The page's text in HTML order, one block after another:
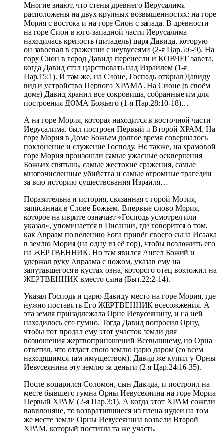
Многие знают, что стены древнего Иерусалима
расположены на двух крупных возвышенностях: на горе
Мория с востока и на горе Сион с запада. В древности
на горе Сион в юго-западной части Иерусалима
находилась крепость (цитадель) царя Давида, которую
он завоевал в сражении с иеувусеями (2-я Цар.5:6-9). На
гору Сион в город Давида перенесли и КОВЧЕГ завета,
когда Давид стал царствовать над Израилем (1-я
Пар.15:1). И там же, на Сионе, Господь открыл Давиду
вид и устройство Первого ХРАМА. На Сионе (в своём
доме) Давид хранил все сокровища, собранные им для
построения ДОМА Божьего (1-я Пар.28:10-18)…
А на горе Мория, которая находится в восточной части
Иерусалима, был построен Первый и Второй ХРАМ. На
горе Мория в Доме Божьем долгое время совершалось
поклонение и служение Господу. Но также, на храмовой
горе Мория произошли самые ужасные осквернения
Божьих святынь, самые жестокие сражения, самые
многочисленные убийства и самые огромные трагедии
за всю историю существования Израиля…
Поразительна и история, связанная с горой Мория,
записанная в Слове Божьем. Впервые слово Мория,
которое на иврите означает «Господь усмотрел или
указал», упоминается в Писании, где говорится о том,
как Авраам по велению Бога привёл своего сына Исаака
в землю Мория (на одну из её гор), чтобы возложить его
на ЖЕРТВЕННИК. Но там явился Ангел Божий и
удержал руку Авраама с ножом, указав ему на
запутавшегося в кустах овна, которого отец возложил на
ЖЕРТВЕННИК вместо сына (Быт.22:2-14).
Указал Господь и царю Давиду место на горе Мория, где
нужно поставить Его ЖЕРТВЕННИК всесожжения. А
эта земля принадлежала Орне Иевусеянину, и на ней
находилось его гумно. Тогда Давид попросил Орну,
чтобы тот продал ему этот участок земли для
возношения жертвоприношений Всевышнему, но Орна
ответил, что отдаст свою землю царю даром (со всем
находящимся там имуществом). Давид же купил у Орны
Иевусеянина эту землю за деньги (2-я Цар.24:16-35).
После воцарился Соломон, сын Давида, и построил на
месте бывшего гумна Орны Иевусеянина на горе Мориа
Первый ХРАМ (2-я Пар.3:1). А когда этот ХРАМ сожгли
вавилоняне, то возвратившиеся из плена иудеи на том
же месте земли Орны Иевусеянина возвели Второй
ХРАМ, который постигла та же участь.